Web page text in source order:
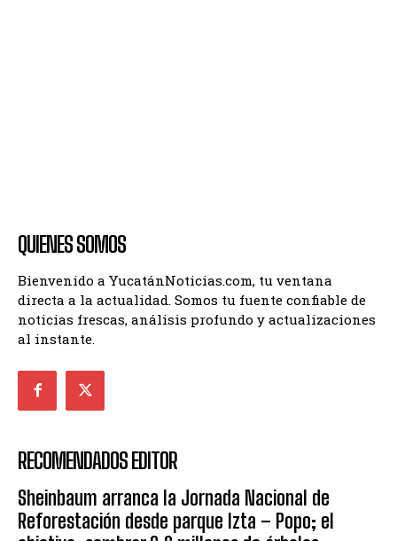
QUIENES SOMOS
Bienvenido a YucatánNoticias.com, tu ventana
directa a la actualidad. Somos tu fuente confiable de
noticias frescas, análisis profundo y actualizaciones
al instante.
RECOMENDADOS EDITOR
Sheinbaum arranca la Jornada Nacional de
Reforestación desde parque Izta – Popo; el